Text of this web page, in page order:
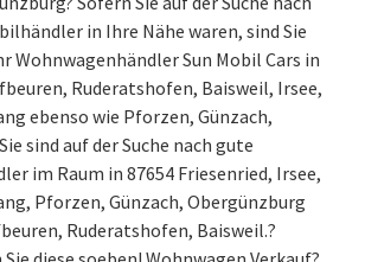
in Ihre Nähe waren, sind Sie
Wohnwagenhändler Sun Mobil Cars in
Ruderatshofen, Baisweil, Irsee,
ebenso wie Pforzen, Günzach,
sind auf der Suche nach gute
im Raum in 87654 Friesenried, Irsee,
Pforzen, Günzach, Obergünzburg
Ruderatshofen, Baisweil.?